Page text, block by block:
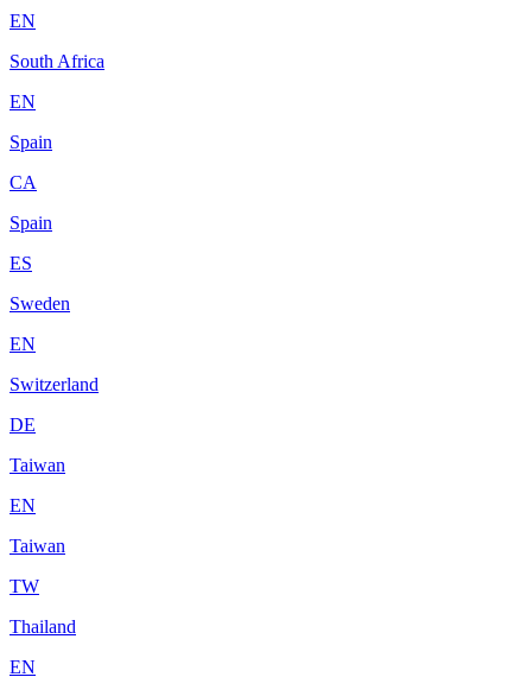
EN
South Africa
EN
Spain
CA
Spain
ES
Sweden
EN
Switzerland
DE
Taiwan
EN
Taiwan
TW
Thailand
EN